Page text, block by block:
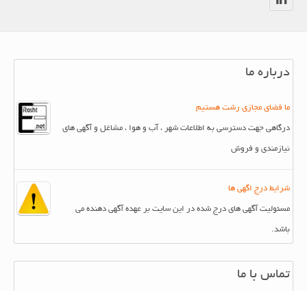
درباره ما
ما فضای مجازی رشت هستیم
درگاهی جهت دسترسی به اطلاعات شهر ، آب و هوا ، مشاغل و آگهی های
نیازمندی و فروش
شرایط درج اگهی ها
مسئولیت آگهی های درج شده در این سایت بر عهده آگهی دهنده می
باشد.
تماس با ما